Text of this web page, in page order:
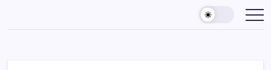
content